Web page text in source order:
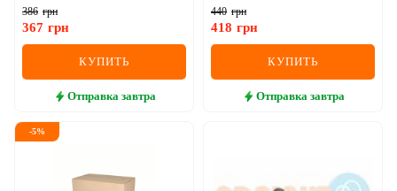
386 грн
367 грн
КУПИТЬ
Отправка завтра
440 грн
418 грн
КУПИТЬ
Отправка завтра
-5%